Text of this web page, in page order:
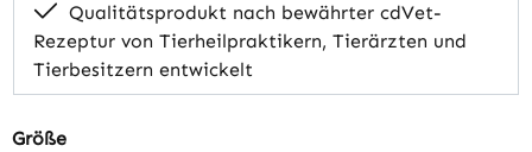
Qualitätsprodukt nach bewährter cdVet-
Rezeptur von Tierheilpraktikern, Tierärzten und
Tierbesitzern entwickelt
Größeauswählen